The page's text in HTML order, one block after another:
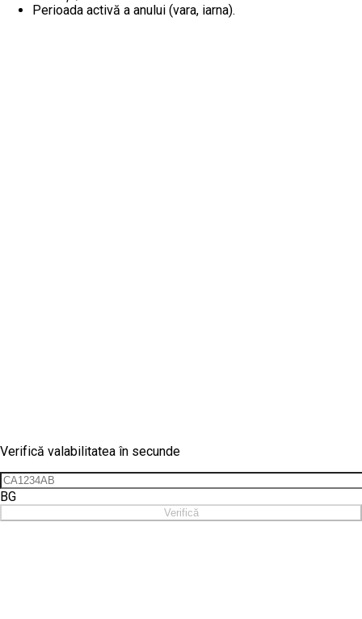
Perioada activă a anului (vara, iarna).
Verifică valabilitatea în secunde
BG
Verifică